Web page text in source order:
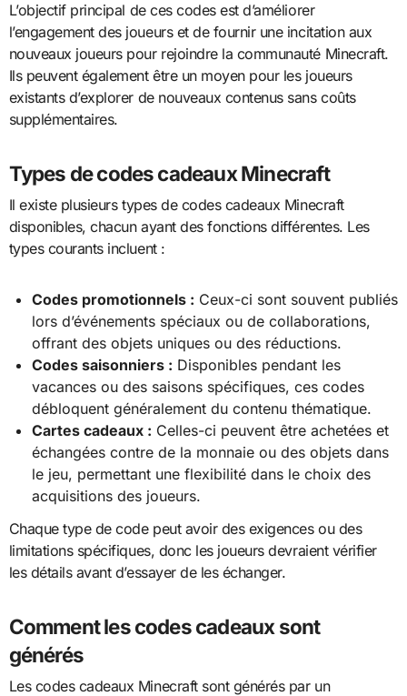
L’objectif principal de ces codes est d’améliorer
l’engagement des joueurs et de fournir une incitation aux
nouveaux joueurs pour rejoindre la communauté Minecraft.
Ils peuvent également être un moyen pour les joueurs
existants d’explorer de nouveaux contenus sans coûts
supplémentaires.
Types de codes cadeaux Minecraft
Il existe plusieurs types de codes cadeaux Minecraft
disponibles, chacun ayant des fonctions différentes. Les
types courants incluent :
Codes promotionnels : Ceux-ci sont souvent publiés
lors d’événements spéciaux ou de collaborations,
offrant des objets uniques ou des réductions.
Codes saisonniers : Disponibles pendant les
vacances ou des saisons spécifiques, ces codes
débloquent généralement du contenu thématique.
Cartes cadeaux : Celles-ci peuvent être achetées et
échangées contre de la monnaie ou des objets dans
le jeu, permettant une flexibilité dans le choix des
acquisitions des joueurs.
Chaque type de code peut avoir des exigences ou des
limitations spécifiques, donc les joueurs devraient vérifier
les détails avant d’essayer de les échanger.
Comment les codes cadeaux sont
générés
Les codes cadeaux Minecraft sont générés par un